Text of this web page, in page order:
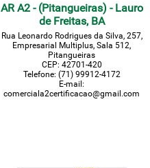
AR A2 - (Pitangueiras) - Lauro
de Freitas, BA
Rua Leonardo Rodrigues da Silva, 257,
Empresarial Multiplus, Sala 512,
Pitangueiras
CEP: 42701-420
Telefone: (71) 99912-4172
E-mail:
comerciala2certificacao@gmail.com